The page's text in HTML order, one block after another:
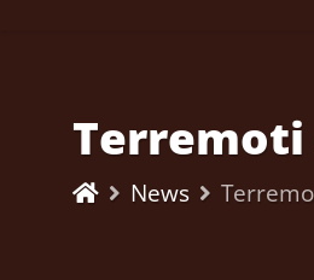
Terremoti
News